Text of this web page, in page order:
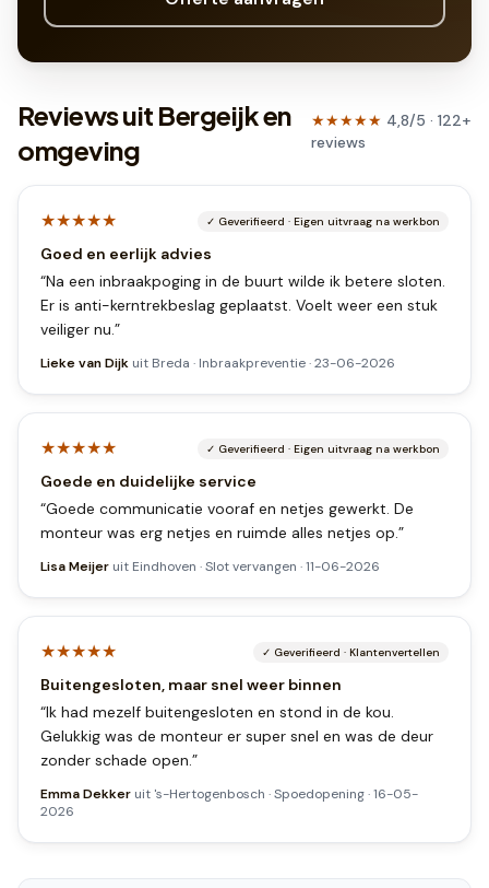
Reviews uit Bergeijk en
omgeving
★★★★★ 4,8/5 · 122+
reviews
★★★★★ ✓ Geverifieerd · Eigen uitvraag na werkbon
Goed en eerlijk advies
“Na een inbraakpoging in de buurt wilde ik betere sloten.
Er is anti-kerntrekbeslag geplaatst. Voelt weer een stuk
veiliger nu.”
Lieke van Dijk uit Breda · Inbraakpreventie·23-06-2026
★★★★★ ✓ Geverifieerd · Eigen uitvraag na werkbon
Goede en duidelijke service
“Goede communicatie vooraf en netjes gewerkt. De
monteur was erg netjes en ruimde alles netjes op.”
Lisa Meijer uit Eindhoven ·Slot vervangen ·11-06-2026
★★★★★ ✓ Geverifieerd · Klantenvertellen
Buitengesloten, maar snel weer binnen
“Ik had mezelf buitengesloten en stond in de kou.
Gelukkig was de monteur er super snel en was de deur
zonder schade open.”
Emma Dekker uit 's-Hertogenbosch ·Spoedopening·16-05-
2026